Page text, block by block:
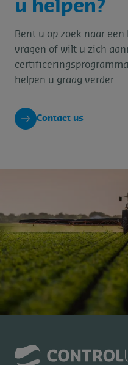
u helpen?
Bent u op zoek naar
vragen of wilt u zich
helpen u graag verder.
Contact us